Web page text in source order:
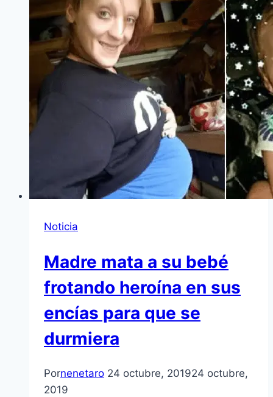
Noticia
Madre mata a su bebé
frotando heroína en sus
encías para que se
durmiera
Pornenetaro 24 octubre, 201924 octubre,
2019